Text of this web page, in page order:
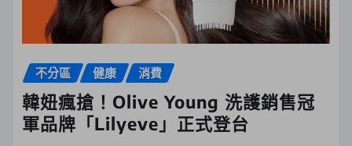
不分區 健康 消費
韓妞瘋搶！Olive Young 洗護銷售冠
軍品牌「Lilyeve」正式登台